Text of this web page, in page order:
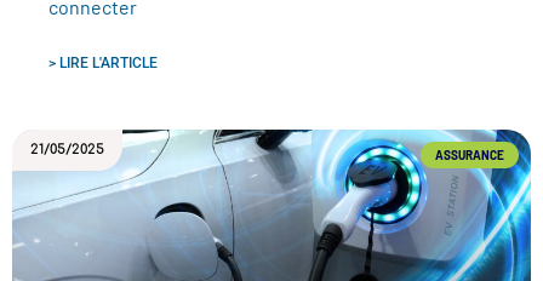
connecter
> LIRE L'ARTICLE
ASSURANCE
21/05/2025